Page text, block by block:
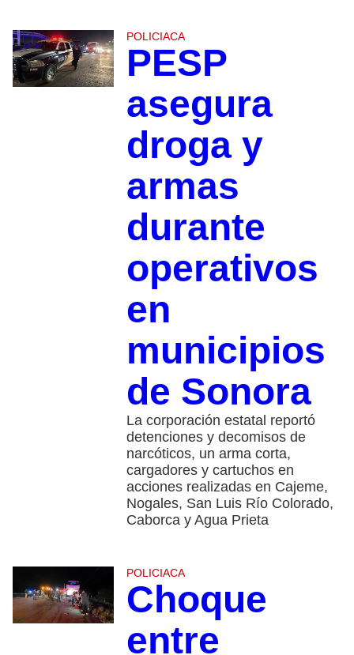
POLICIACA
PESP
asegura
droga y
armas
durante
operativos
en
municipios
de Sonora
La corporación estatal reportó
detenciones y decomisos de
narcóticos, un arma corta,
cargadores y cartuchos en
acciones realizadas en Cajeme,
Nogales, San Luis Río Colorado,
Caborca y Agua Prieta
POLICIACA
Choque
entre